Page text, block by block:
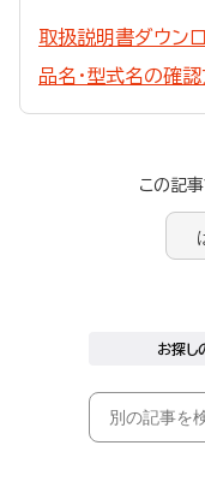
取扱説明書ダウン
品名・型式名の確
この記
お探し